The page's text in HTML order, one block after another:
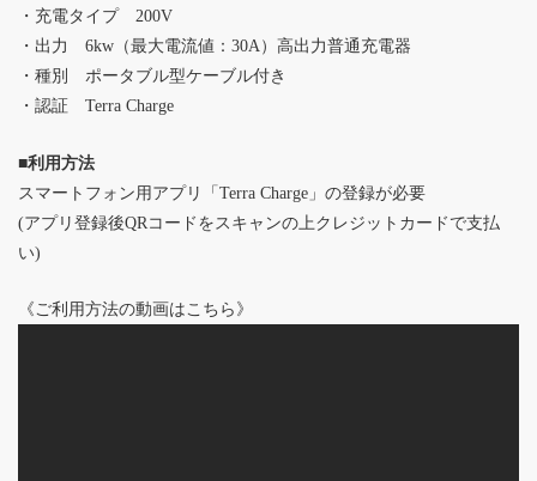
・充電タイプ 200V
・出力 6kw（最大電流値：30A）高出力普通充電器
・種別 ポータブル型ケーブル付き
・認証 Terra Charge
■利用方法
スマートフォン用アプリ「Terra Charge」の登録が必要
(アプリ登録後QRコードをスキャンの上クレジットカードで支払
い)
《ご利用方法の動画はこちら》